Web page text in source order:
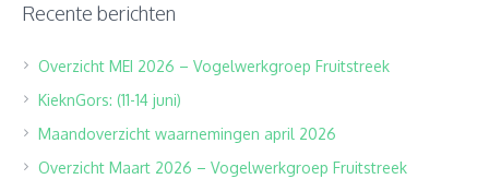
Recente berichten
Overzicht MEI 2026 – Vogelwerkgroep Fruitstreek
KieknGors: (11-14 juni)
Maandoverzicht waarnemingen april 2026
Overzicht Maart 2026 – Vogelwerkgroep Fruitstreek